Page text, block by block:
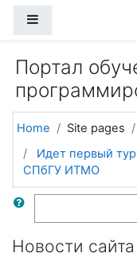
Портал
Home Site pages
Идет первый
СПбГУ ИТМО
Search
Новости сайта